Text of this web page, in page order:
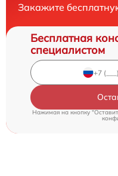
Закажите
Бесплатная
специалистом
Нажимая на кнопку